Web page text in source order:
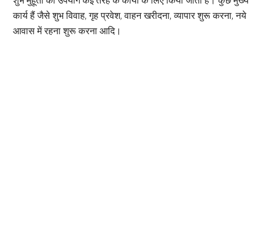
कार्य हैं जैसे शुभ विवाह, गृह प्रवेश, वाहन खरीदना, व्यापार शुरू करना, नये
आवास में रहना शुरू करना आदि।